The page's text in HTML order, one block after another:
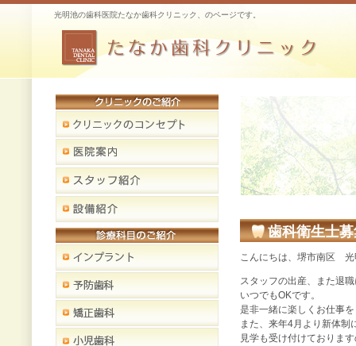
光明池の歯科医院たなか歯科クリニック、のページです。
歯科衛生士
こんにちは、堺市南区
スタッフの出産、また退
いつでもOKです。
是非一緒に楽しくお仕事
また、来年4月より新体制
見学も受け付けておりま